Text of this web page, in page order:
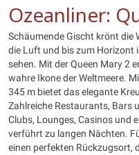
Ozeanliner:
Schäumende Gischt krönt die
die Luft und bis zum Horizont
sehen. Mit der Queen Mary 2
wahre Ikone der Weltmeere.
345 m bietet das elegante
Zahlreiche Restaurants, Bars
Clubs, Lounges, Casinos und
verführt zu langen Nächten.
einen perfekten Rückzugsort,